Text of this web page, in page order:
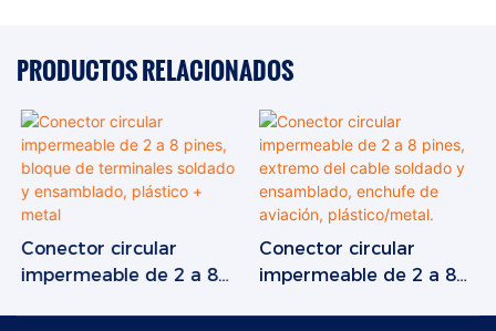
PRODUCTOS RELACIONADOS
Conector circular
impermeable de 2 a 8
Conector circular
impermeable de 2 a 8